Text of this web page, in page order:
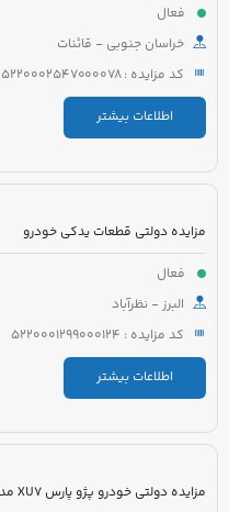
فعال
خراسان جنوبی - قائنات
کد مزایده : 5220002547000078
اطلاعات بیشتر
مزایده دولتی قطعات یدکی خودرو
فعال
البرز - نظرآباد
کد مزایده : 5220001299000124
اطلاعات بیشتر